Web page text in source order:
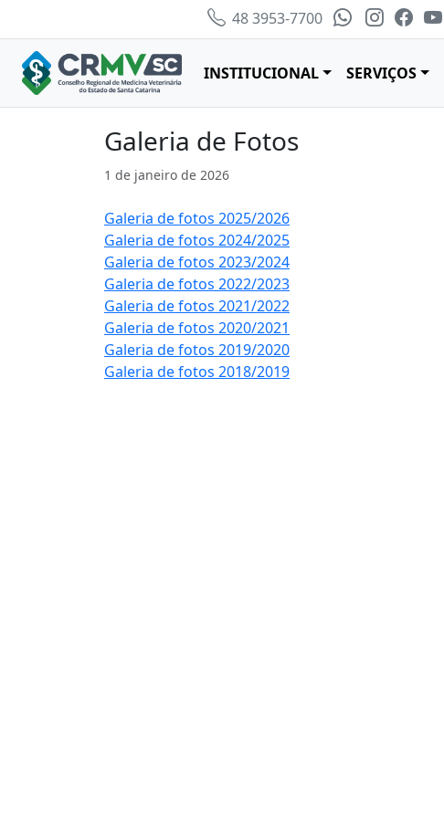
48 3953-7700
INSTITUCIONAL SERVIÇOS
Galeria de Fotos
1 de janeiro de 2026
Galeria de fotos 2025/2026
Galeria de fotos 2024/2025
Galeria de fotos 2023/2024
Galeria de fotos 2022/2023
Galeria de fotos 2021/2022
Galeria de fotos 2020/2021
Galeria de fotos 2019/2020
Galeria de fotos 2018/2019